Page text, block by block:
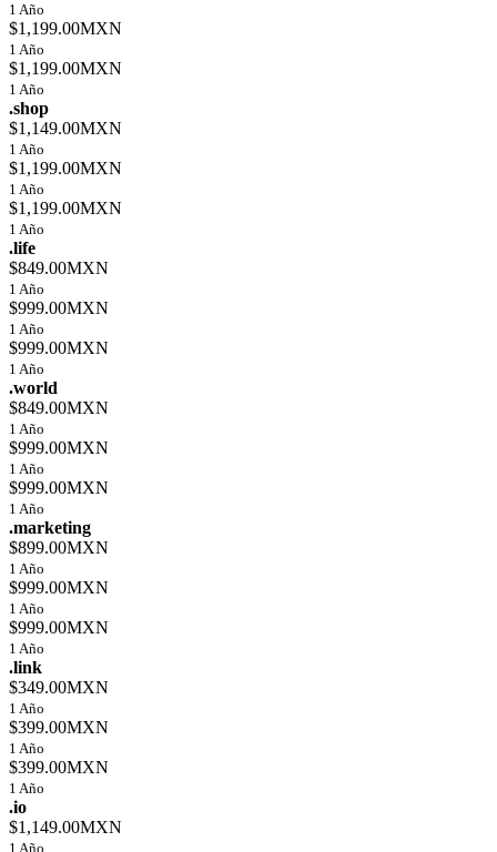
1 Año
$1,199.00MXN
1 Año
$1,199.00MXN
1 Año
.shop
$1,149.00MXN
1 Año
$1,199.00MXN
1 Año
$1,199.00MXN
1 Año
.life
$849.00MXN
1 Año
$999.00MXN
1 Año
$999.00MXN
1 Año
.world
$849.00MXN
1 Año
$999.00MXN
1 Año
$999.00MXN
1 Año
.marketing
$899.00MXN
1 Año
$999.00MXN
1 Año
$999.00MXN
1 Año
.link
$349.00MXN
1 Año
$399.00MXN
1 Año
$399.00MXN
1 Año
.io
$1,149.00MXN
1 Año